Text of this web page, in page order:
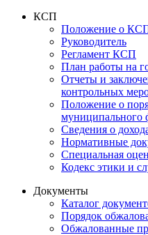
КСП
Положение о
Руководитель
Регламент КСП
План работы на
Отчеты и
контрольных
Положение о
муниципального
Сведения о
Нормативные
Специальная
Кодекс этики и
Документы
Каталог
Порядок
Обжалованные